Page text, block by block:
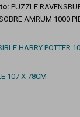
PUZZLE
AMRUM 1000
HARRY POTTER
107 X 78CM